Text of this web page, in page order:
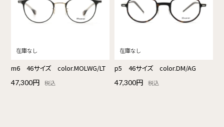
m6 46サイズ color.MOLWG/LT
47,300円 税込
p5 46サイズ color.DM/AG
47,300円 税込